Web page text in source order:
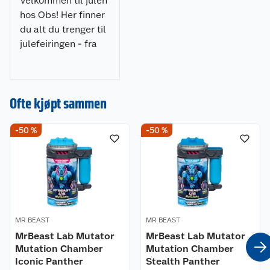
hos Obs! Her finner
du alt du trenger til
julefeiringen - fra
juletrær. Gjør
og stressfri hos oss!
Ofte kjøpt sammen
-50 %
MR BEAST
MrBeast Lab Mutator
Mutation Chamber
Iconic Panther
-50 %
MR BEAST
MrBeast Lab Mutator
Mutation Chamber
Stealth Panther